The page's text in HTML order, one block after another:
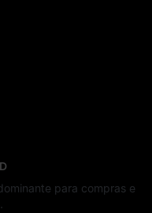
para compras e